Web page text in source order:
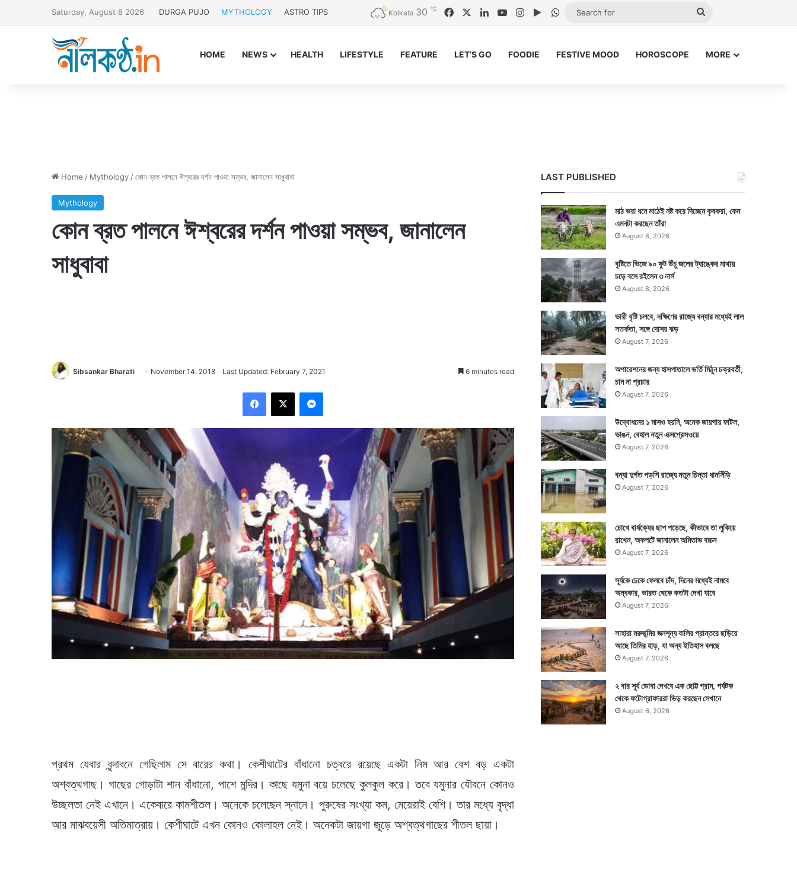
Saturday, August 8 2026 DURGA PUJO MYTHOLOGY ASTRO TIPS Kolkata 30 ℃ FacebookLinkedInYouTubeInstagramGoogle Play
WhatsApp
Search
HOME NEWS HEALTH LIFESTYLE FEATURE LET’S GO FOODIE FESTIVE MOOD HOROSCOPE MORE
Home / Mythology /কোন ব্রত পালনে ঈশ্বরের দর্শন পাওয়া সম্ভব, জানালেন সাধুবাবা
Mythology
কোন ব্রত পালনে ঈশ্বরের দর্শন পাওয়া সম্ভব, জানালেন
সাধুবাবা
Sibsankar Bharati November 14, 2018 Last Updated: February 7, 2021 6 minutes read
প্রথম যেবার বৃন্দাবনে গেছিলাম সে বারের কথা। কেশীঘাটের বাঁধানো চত্বরে রয়েছে একটা নিম আর বেশ বড় একটা
অশ্বত্থগাছ। গাছের গোড়াটা শান বাঁধানো, পাশে মন্দির। কাছে যমুনা বয়ে চলেছে কুলকুল করে। তবে যমুনার যৌবনে কোনও
উচ্ছলতা নেই এখানে। একেবারে কামশীতল। অনেকে চলেছেন স্নানে। পুরুষের সংখ্যা কম, মেয়েরাই বেশি। তার মধ্যে বৃদ্ধা
আর মাঝবয়েসী অতিমাত্রায়। কেশীঘাটে এখন কোনও কোলাহল নেই। অনেকটা জায়গা জুড়ে অশ্বত্থগাছের শীতল ছায়া।
LAST PUBLISHED
মাঠ ভরা ধনে মাঠেই নষ্ট করে দিচ্ছেন কৃষকরা, কেন
এমনটা করছেন তাঁরা
August 8, 2026
বৃষ্টিতে ভিজে ৯০ ফুট উঁচু জলের ট্যাঙ্কের মাথায়
চড়ে বসে রইলেন ৩ নার্স
August 8, 2026
ভারী বৃষ্টি চলবে, দক্ষিণের রাজ্যে বন্যার মধ্যেই লাল
সতর্কতা, সঙ্গে দোসর ঝড়
August 7, 2026
অপারেশনের জন্য হাসপাতালে ভর্তি মিঠুন চক্রবর্তী,
চান না প্রচার
August 7, 2026
উদ্বোধনের ১ মাসও হয়নি, অনেক জায়গায় ফাটল,
ভাঙন, বেহাল নতুন এক্সপ্রেসওয়ে
August 7, 2026
বন্যা দুর্গত পড়শি রাজ্যে নতুন চিন্তা ধানসিঁড়ি
August 7, 2026
চোখে বার্ধক্যের ছাপ পড়েছে, কীভাবে তা লুকিয়ে
রাখেন, অকপটে জানালেন অমিতাভ বচ্চন
August 7, 2026
সূর্যকে ঢেকে ফেলবে চাঁদ, দিনের মধ্যেই নামবে
অন্ধকার, ভারত থেকে কতটা দেখা যাবে
August 7, 2026
সাহারা মরুভূমির জনশূন্য বালির প্রান্তরে ছড়িয়ে
আছে তিমির হাড়, যা অন্য ইতিহাস বলছে
August 7, 2026
২ বার সূর্য ডোবা দেখবে এক ছোট্ট গ্রাম, পর্যটক
থেকে ফটোগ্রাফাররা ভিড় করছেন সেখানে
August 6, 2026